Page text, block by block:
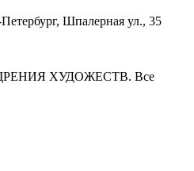
Шпалерная ул., 35
ХУДОЖЕСТВ. Все